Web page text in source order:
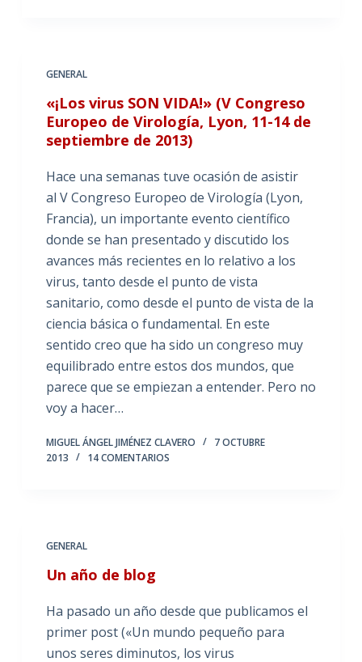
GENERAL
«¡Los virus SON VIDA!» (V Congreso
Europeo de Virología, Lyon, 11-14 de
septiembre de 2013)
Hace una semanas tuve ocasión de asistir
al V Congreso Europeo de Virología (Lyon,
Francia), un importante evento científico
donde se han presentado y discutido los
avances más recientes en lo relativo a los
virus, tanto desde el punto de vista
sanitario, como desde el punto de vista de la
ciencia básica o fundamental. En este
sentido creo que ha sido un congreso muy
equilibrado entre estos dos mundos, que
parece que se empiezan a entender. Pero no
voy a hacer…
MIGUEL ÁNGEL JIMÉNEZ CLAVERO
7 OCTUBRE
2013
14 COMENTARIOS
GENERAL
Un año de blog
Ha pasado un año desde que publicamos el
primer post («Un mundo pequeño para
unos seres diminutos, los virus